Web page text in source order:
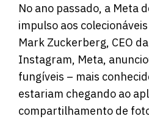
No ano passado, a Meta
impulso aos
Mark Zuckerberg, CEO
Instagram, Meta,
fungíveis – mais
estariam chegando ao
compartilhamento de